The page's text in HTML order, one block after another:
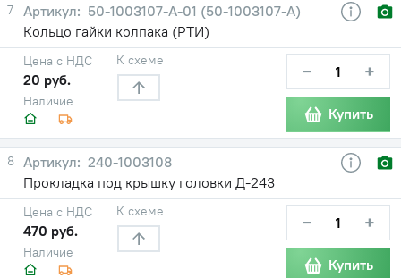
7
50-1003107-А-01 (50-1003107-А)
Кольцо гайки колпака (РТИ)
Наличие
Цена с НДС
20 руб.
К схеме − +
Купить
8
240-1003108
Прокладка под крышку головки Д-243
Наличие
Цена с НДС
470 руб.
К схеме − +
Купить